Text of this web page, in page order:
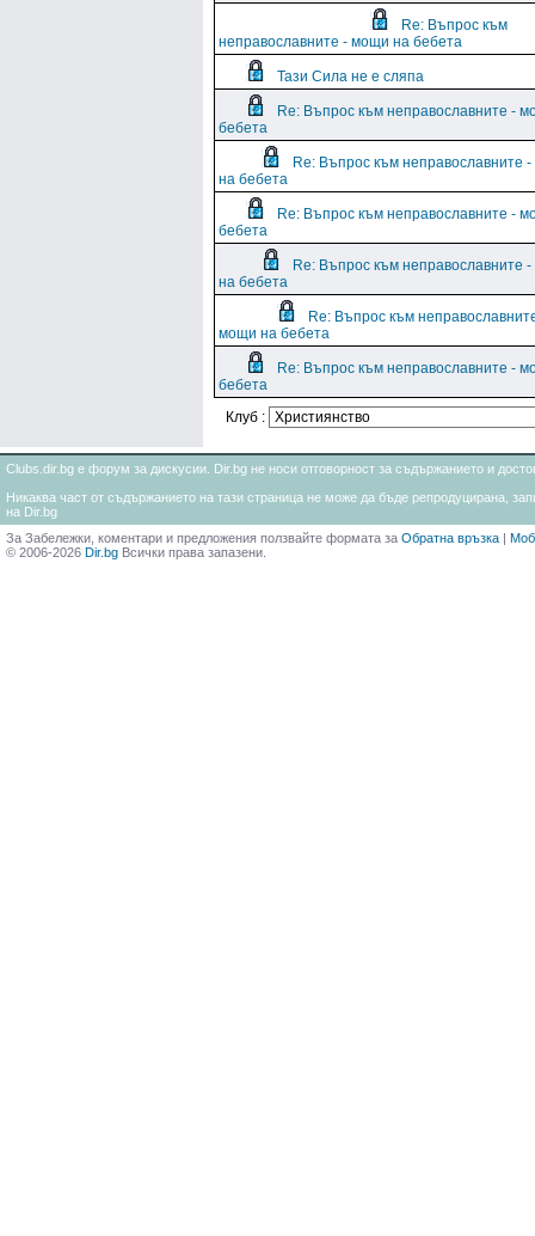
Re: Въпрос към
неправославните - мощи на бебета
Тази Сила не е сляпа
Re: Въпрос към неправославните -
бебета
Re: Въпрос към неправославните
на бебета
Re: Въпрос към неправославните -
бебета
Re: Въпрос към неправославните
на бебета
Re: Въпрос към
мощи на бебета
Re: Въпрос към неправославните -
бебета
Клуб :
Clubs.dir.bg е форум за дискусии. Dir.bg не носи отговорност за съдържанието и
Никаква част от съдържанието на тази страница не може да бъде репродуцирана,
на Dir.bg
За Забележки, коментари и предложения ползвайте формата за Обратна връзка |
© 2006-2026 Dir.bg Всички права запазени.